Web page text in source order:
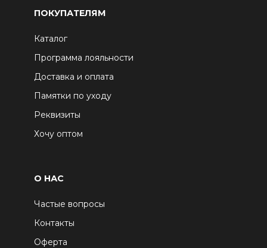
ПОКУПАТЕЛЯМ
Каталог
Программа лояльности
Доставка и оплата
Памятки по уходу
Реквизиты
Хочу оптом
О НАС
Частые вопросы
Контакты
Оферта